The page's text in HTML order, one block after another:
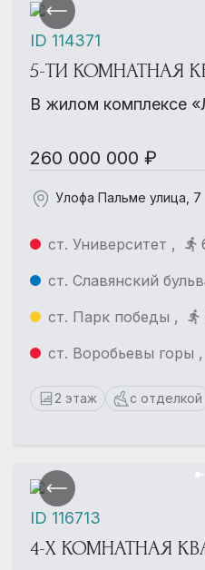
5-ТИ КОМНАТНАЯ
В жилом комплексе
260 000 000 ₽
Улофа Пальме улица, 7
ст. Университет ,
ст. Славянский
ст. Парк победы ,
ст. Воробьевы горы ,
2 этаж с отделкой
ID 114371
4-Х КОМНАТНАЯ
ID 116713